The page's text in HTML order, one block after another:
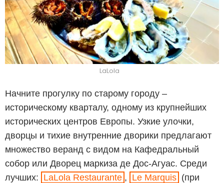
LaLola
Начните прогулку по старому городу –
историческому кварталу, одному из крупнейших
исторических центров Европы. Узкие улочки,
дворцы и тихие внутренние дворики предлагают
множество веранд с видом на Кафедральный
собор или Дворец маркиза де Дос-Агуас. Среди
лучших: LaLola Restaurante , Le Marquis (при